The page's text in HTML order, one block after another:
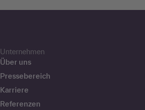
Unternehmen
Über uns
Pressebereich
Karriere
Referenzen